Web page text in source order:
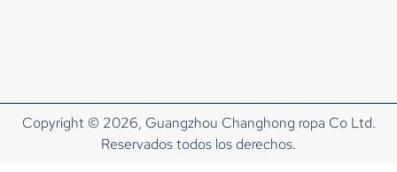
Copyright © 2026, Guangzhou Changhong ropa Co Ltd.
Reservados todos los derechos.